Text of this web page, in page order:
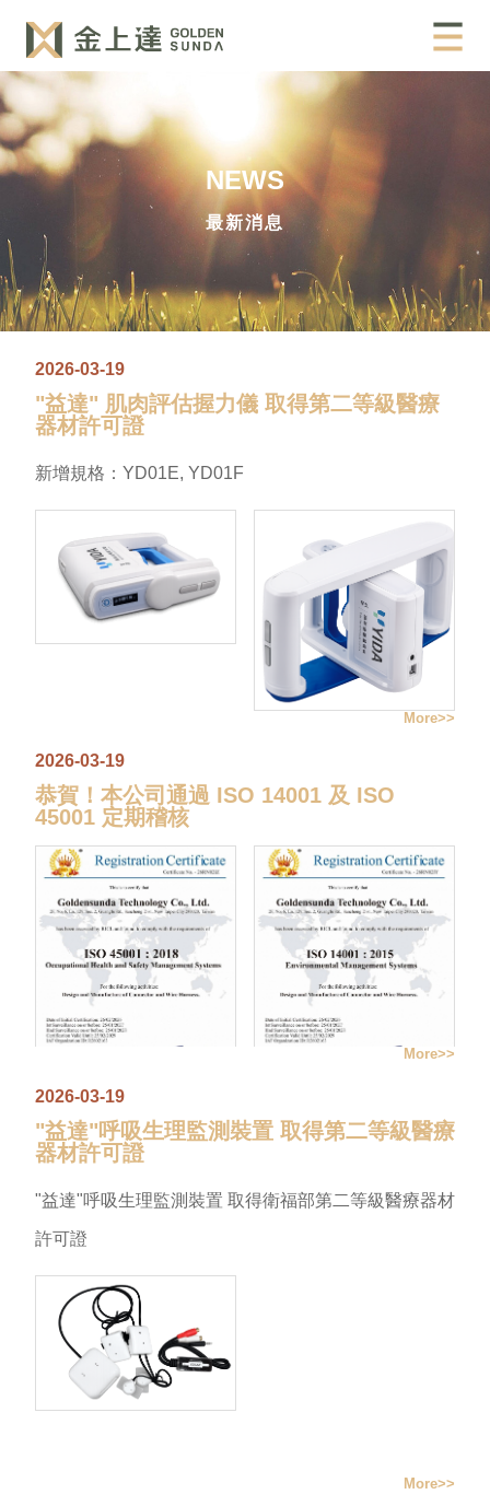
NEWS
最新消息
2026-03-19
"益達" 肌肉評估握力儀 取得第二等級醫療
器材許可證
新增規格：YD01E, YD01F
More
2026-03-19
恭賀！本公司通過 ISO 14001 及 ISO
45001 定期稽核
More
2026-03-19
"益達"呼吸生理監測裝置 取得第二等級醫療
器材許可證
"益達"呼吸生理監測裝置 取得衛福部第二等級醫療器材
許可證
More